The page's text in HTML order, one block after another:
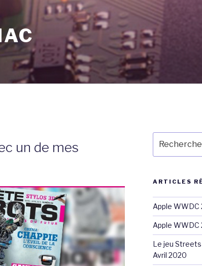
un de mes
pour
:
ARTICLES
Apple WWDC
Apple WWDC
Le jeu
Avril 2020